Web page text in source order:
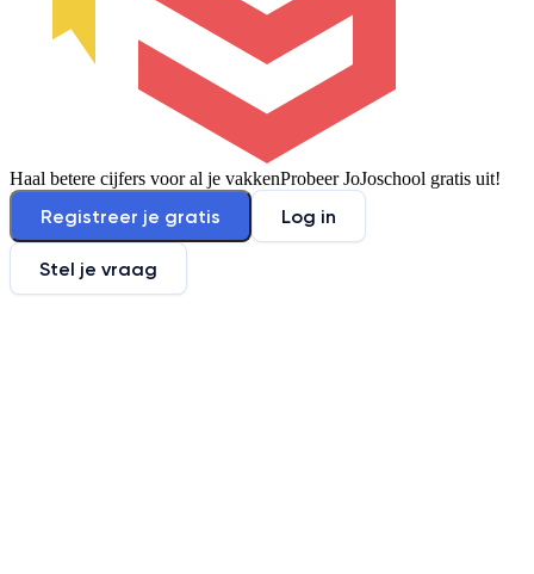
Haal betere cijfers voor al je vakkenProbeer JoJoschool gratis uit!
Registreer je gratis Log in
Stel je vraag